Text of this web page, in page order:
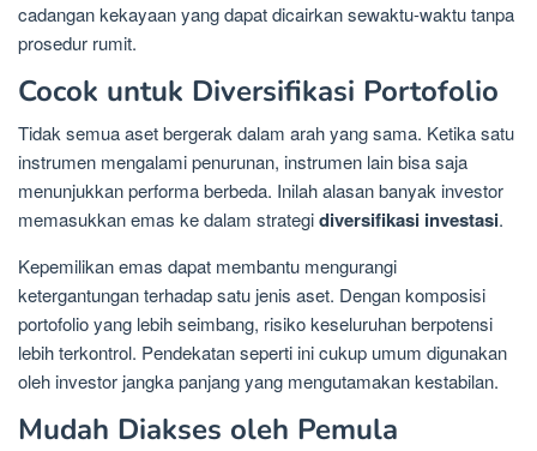
cadangan kekayaan yang dapat dicairkan sewaktu-waktu tanpa
prosedur rumit.
Cocok untuk Diversifikasi Portofolio
Tidak semua aset bergerak dalam arah yang sama. Ketika satu
instrumen mengalami penurunan, instrumen lain bisa saja
menunjukkan performa berbeda. Inilah alasan banyak investor
memasukkan emas ke dalam strategidiversifikasi investasi.
Kepemilikan emas dapat membantu mengurangi
ketergantungan terhadap satu jenis aset. Dengan komposisi
portofolio yang lebih seimbang, risiko keseluruhan berpotensi
lebih terkontrol. Pendekatan seperti ini cukup umum digunakan
oleh investor jangka panjang yang mengutamakan kestabilan.
Mudah Diakses oleh Pemula